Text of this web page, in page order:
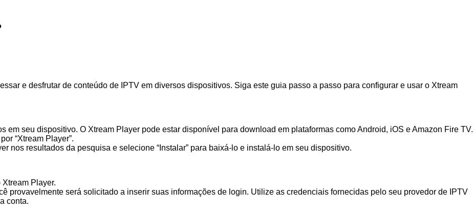
e desfrutar de conteúdo de IPTV em diversos dispositivos. Siga este guia passo a passo para configurar e usar o Xtream
em seu dispositivo. O Xtream Player pode estar disponível para download em plataformas como Android, iOS e Amazon Fire TV.
“Xtream Player”.
nos resultados da pesquisa e selecione “Instalar” para baixá-lo e instalá-lo em seu dispositivo.
Player.
provavelmente será solicitado a inserir suas informações de login. Utilize as credenciais fornecidas pelo seu provedor de IPTV
conta.